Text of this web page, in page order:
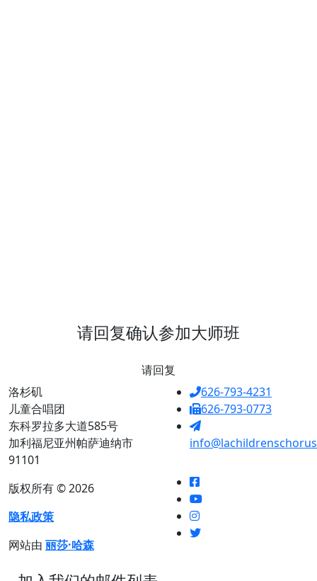
请回复确认参加大师班
请回复
洛杉矶
儿童合唱团
东科罗拉多大道585号
加利福尼亚州帕萨迪纳市
91101
版权所有 © 2026
隐私政策
网站由 丽莎·哈森
626-793-4231
626-793-0773